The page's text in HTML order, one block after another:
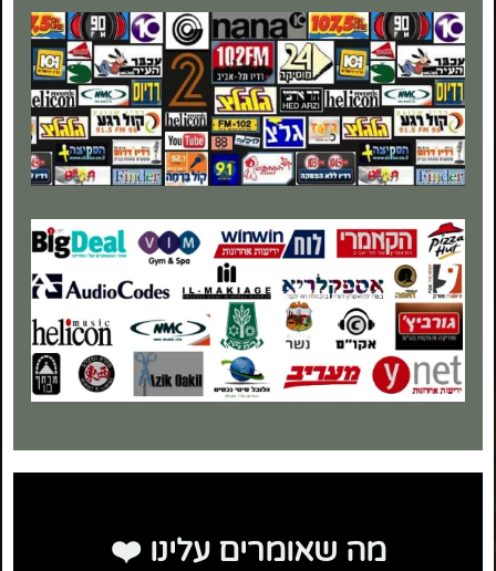
מה שאומרים עלינו ❤️